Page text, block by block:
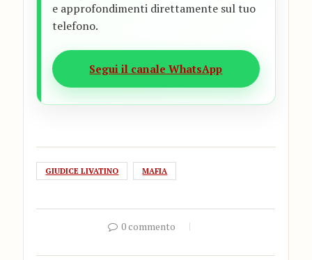
e approfondimenti direttamente sul tuo
telefono.
Segui il canale WhatsApp
GIUDICE LIVATINO MAFIA
0 commento